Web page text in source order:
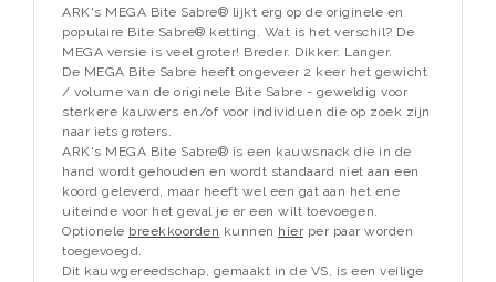
ARK's MEGA Bite Sabre® lijkt erg op de originele en
populaire Bite Sabre® ketting. Wat is het verschil? De
MEGA versie is veel groter! Breder. Dikker. Langer.
De MEGA Bite Sabre heeft ongeveer 2 keer het gewicht
/ volume van de originele Bite Sabre - geweldig voor
sterkere kauwers en/of voor individuen die op zoek zijn
naar iets groters.
ARK's MEGA Bite Sabre® is een kauwsnack die in de
hand wordt gehouden en wordt standaard niet aan een
koord geleverd, maar heeft wel een gat aan het ene
uiteinde voor het geval je er een wilt toevoegen.
Optionele breekkoorden kunnen hierper paar worden
toegevoegd.
Dit kauwgereedschap, gemaakt in de VS, is een veilige